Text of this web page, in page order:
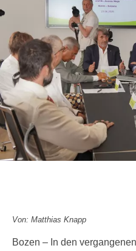
Von: Matthias Knapp
Bozen – In den